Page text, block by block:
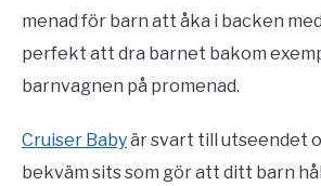
menad för barn att åka i backen
perfekt att dra barnet bakom
barnvagnen på promenad.
Cruiser Babyär svart till utseendet
bekväm sits som gör att ditt barn